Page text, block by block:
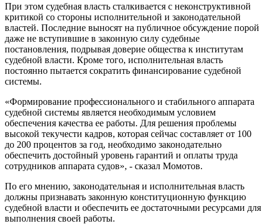
При этом судебная власть сталкивается с неконструктивной
критикой со стороны исполнительной и законодательной
властей. Последние выносят на публичное обсуждение порой
даже не вступившие в законную силу судебные
постановления, подрывая доверие общества к институтам
судебной власти. Кроме того, исполнительная власть
постоянно пытается сократить финансирование судебной
системы.
«Формирование профессионального и стабильного аппарата
судебной системы является необходимым условием
обеспечения качества ее работы. Для решения проблемы
высокой текучести кадров, которая сейчас составляет от 100
до 200 процентов за год, необходимо законодательно
обеспечить достойный уровень гарантий и оплаты труда
сотрудников аппарата судов», - сказал Момотов.
По его мнению, законодательная и исполнительная власть
должны признавать законную конституционную функцию
судебной власти и обеспечить ее достаточными ресурсами для
выполнения своей работы.